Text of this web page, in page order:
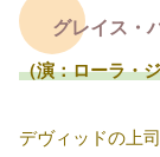
グレイス・
（演：ローラ・
デヴィッドの上